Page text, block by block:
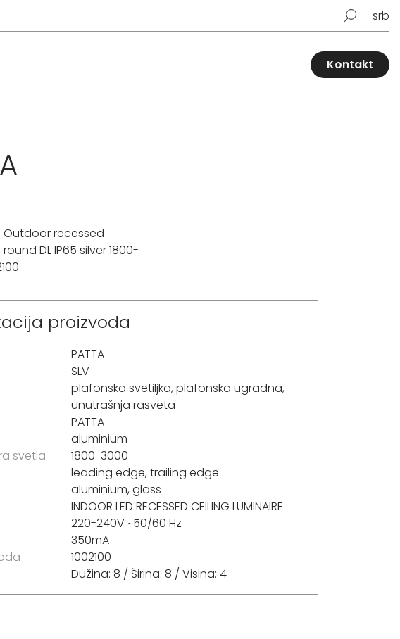
srb
Kontakt
Outdoor recessed
DL IP65 silver 1800-
proizvoda
PATTA
SLV
plafonska svetiljka, plafonska ugradna,
unutrašnja rasveta
PATTA
aluminium
svetla
1800-3000
leading edge, trailing edge
aluminium, glass
INDOOR LED RECESSED CEILING LUMINAIRE
220-240V ~50/60 Hz
350mA
1002100
Dužina: 8 / Širina: 8 / Visina: 4